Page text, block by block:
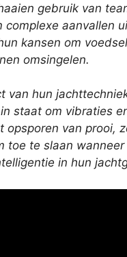
gebruik van
complexe aanvallen
kansen om
omsingelen.
van hun
staat om vibraties
opsporen van prooi,
toe te slaan
in hun